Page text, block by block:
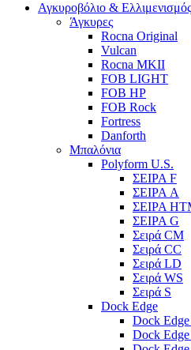
Αγκυροβόλιο & Ελλιμενισμός
Άγκυρες
Rocna Original
Vulcan
Rocna MKII
FOB LIGHT
FOB HP
FOB Rock
Fortress
Danforth
Μπαλόνια
Polyform U.S.
ΣΕΙΡΑ F
ΣΕΙΡΑ A
ΣΕΙΡΑ
ΣΕΙΡΑ G
Σειρά CM
Σειρά CC
Σειρά LD
Σειρά WS
Σειρά S
Dock Edge
Dock Edge
Dock Edge